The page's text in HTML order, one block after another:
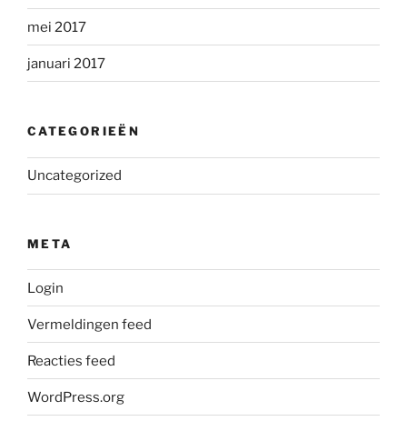
mei 2017
januari 2017
CATEGORIEËN
Uncategorized
META
Login
Vermeldingen feed
Reacties feed
WordPress.org